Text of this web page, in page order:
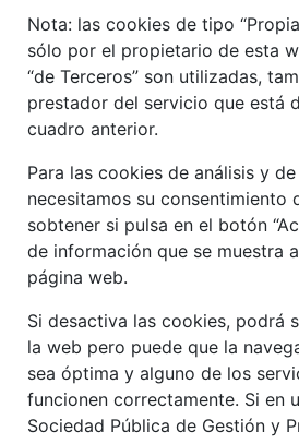
Nota: las cookies de tipo
sólo por el propietario de esta
“de Terceros” son utilizadas,
prestador del servicio que está
cuadro anterior.
Para las cookies de análisis y
necesitamos su consentimiento
sobtener si pulsa en el botón
de información que se muestra
página web.
Si desactiva las cookies, podrá
la web pero puede que la
sea óptima y alguno de los
funcionen correctamente. Si en
Sociedad Pública de Gestión y